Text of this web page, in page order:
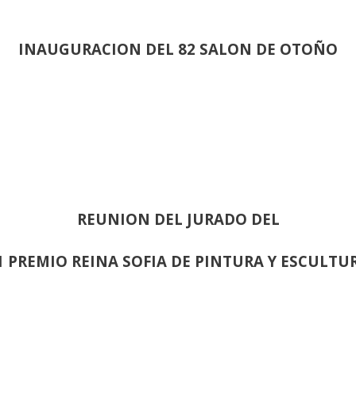
INAUGURACION DEL 82 SALON DE OTOÑO
REUNION DEL JURADO DEL
PREMIO REINA SOFIA DE PINTURA Y